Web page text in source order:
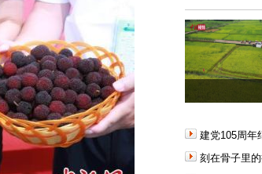
建党105周年
刻在骨子里